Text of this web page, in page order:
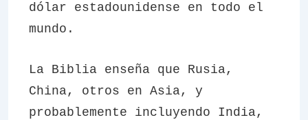
dólar estadounidense en todo el
mundo.
La Biblia enseña que Rusia,
China, otros en Asia, y
probablemente incluyendo India,